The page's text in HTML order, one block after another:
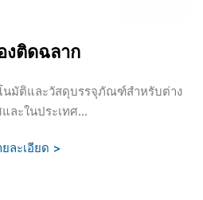
งติดฉลาก
มัติและวัสดุบรรจุภัณฑ์สำหรับต่าง
ละในประเทศ...
ยละเอียด >